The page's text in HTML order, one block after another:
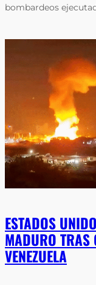
bombardeos
ESTADOS
MADURO TRAS
VENEZUELA